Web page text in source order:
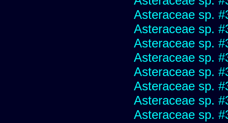
Asteraceae sp.
Asteraceae sp.
Asteraceae sp.
Asteraceae sp.
Asteraceae sp.
Asteraceae sp.
Asteraceae sp.
Asteraceae sp.